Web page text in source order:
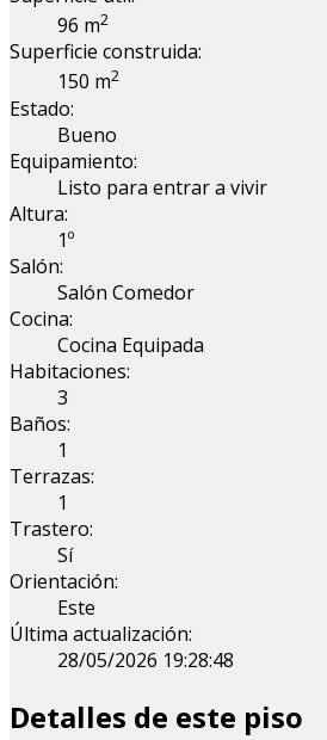
96 m2
Superficie construida:
150 m2
Estado:
Bueno
Equipamiento:
Listo para entrar a vivir
Altura:
1º
Salón:
Salón Comedor
Cocina:
Cocina Equipada
Habitaciones:
3
Baños:
1
Terrazas:
1
Trastero:
Sí
Orientación:
Este
Última actualización:
28/05/2026 19:28:48
Detalles de este piso